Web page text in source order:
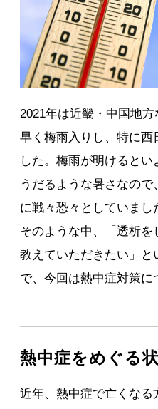
2021年は近畿・中国地
早く梅雨入りし、特に西
した。梅雨が明けると
うだるような暑さなの
に戦々恐々としていまし
そのような中、「透析
教えていただきたい」
で、今回は熱中症対策に
熱中症をめぐる
近年、熱中症で亡くな